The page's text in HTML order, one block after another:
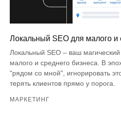
Локальный SEO для малого и
Локальный SEO – ваш
малого и среднего бизнеса. В
"рядом со мной", игнорировать
терять клиентов прямо у порога.
МАРКЕТИНГ